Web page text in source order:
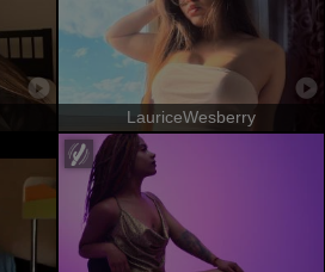
LauriceWesberry